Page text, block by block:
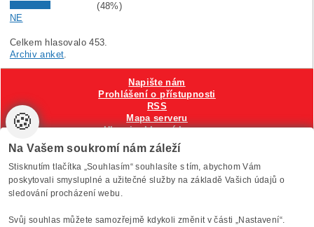
(48%)
NE
Celkem hlasovalo 453.
Archiv anket.
VytvořiloAnawe , provozuje Anawe a Špína
Napište nám
Prohlášení o přístupnosti
RSS
Mapa serveru
Hlavni reklamní banner
Nastavení cookies
🍪
Na Vašem soukromí nám záleží
Stisknutím tlačítka „Souhlasím“ souhlasíte s tím, abychom Vám
poskytovali smysluplné a užitečné služby na základě Vašich údajů o
sledování procházení webu.
Svůj souhlas můžete samozřejmě kdykoli změnit v části „Nastavení“.